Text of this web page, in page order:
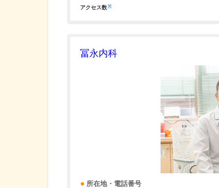
アクセス数※
冨永内科
所在地・電話番号